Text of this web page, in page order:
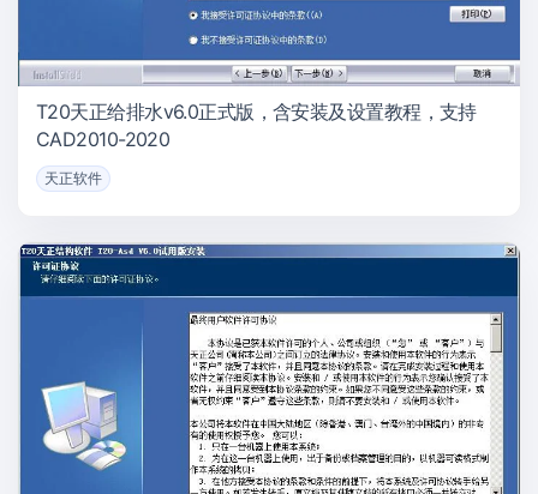
T20天正给排水v6.0正式版，含安装及设置教程，支持
CAD2010-2020
天正软件